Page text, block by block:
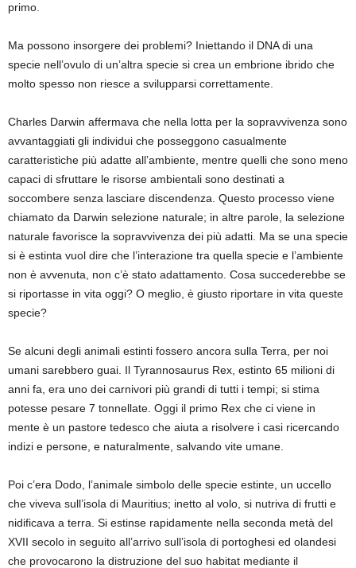
primo.
Ma possono insorgere dei problemi? Iniettando il DNA di una
specie nell’ovulo di un’altra specie si crea un embrione ibrido che
molto spesso non riesce a svilupparsi correttamente.
Charles Darwin affermava che nella lotta per la sopravvivenza sono
avvantaggiati gli individui che posseggono casualmente
caratteristiche più adatte all’ambiente, mentre quelli che sono meno
capaci di sfruttare le risorse ambientali sono destinati a
soccombere senza lasciare discendenza. Questo processo viene
chiamato da Darwin selezione naturale; in altre parole, la selezione
naturale favorisce la sopravvivenza dei più adatti. Ma se una specie
si è estinta vuol dire che l’interazione tra quella specie e l’ambiente
non è avvenuta, non c’è stato adattamento. Cosa succederebbe se
si riportasse in vita oggi? O meglio, è giusto riportare in vita queste
specie?
Se alcuni degli animali estinti fossero ancora sulla Terra, per noi
umani sarebbero guai. Il Tyrannosaurus Rex, estinto 65 milioni di
anni fa, era uno dei carnivori più grandi di tutti i tempi; si stima
potesse pesare 7 tonnellate. Oggi il primo Rex che ci viene in
mente è un pastore tedesco che aiuta a risolvere i casi ricercando
indizi e persone, e naturalmente, salvando vite umane.
Poi c’era Dodo, l’animale simbolo delle specie estinte, un uccello
che viveva sull’isola di Mauritius; inetto al volo, si nutriva di frutti e
nidificava a terra. Si estinse rapidamente nella seconda metà del
XVII secolo in seguito all’arrivo sull’isola di portoghesi ed olandesi
che provocarono la distruzione del suo habitat mediante il